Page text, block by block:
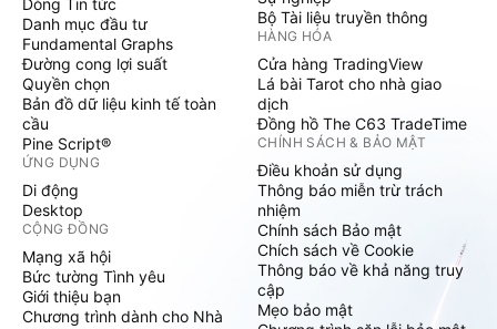
Dòng Tin tức
Danh mục đầu tư
Fundamental Graphs
Đường cong lợi suất
Quyền chọn
Bản đồ dữ liệu kinh tế toàn
cầu
Pine Script®
ỨNG DỤNG
Di động
Desktop
CỘNG ĐỒNG
Mạng xã hội
Bức tường Tình yêu
Giới thiệu bạn
Chương trình dành cho Nhà
Bộ Tài liệu truyền thông
HÀNG HÓA
Cửa hàng TradingView
Lá bài Tarot cho nhà giao
dịch
Đồng hồ The C63 TradeTime
CHÍNH SÁCH & BẢO MẬT
Điều khoản sử dụng
Thông báo miễn trừ trách
nhiệm
Chính sách Bảo mật
Chích sách về Cookie
Thông báo về khả năng truy
cập
Mẹo bảo mật